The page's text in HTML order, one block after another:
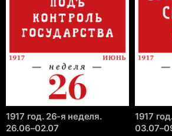
1917 год. 26-я неделя.
26.06–02.07
1917